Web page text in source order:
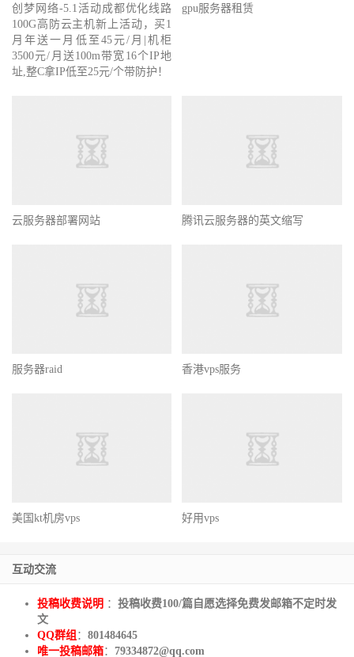
创梦网络-5.1活动成都优化线路
100G高防云主机新上活动，买1
月年送一月低至45元/月|机柜
3500元/月送100m带宽16个IP地
址,整C拿IP低至25元/个带防护！
gpu服务器租赁
云服务器部署网站 腾讯云服务器的英文缩写
服务器raid 香港vps服务
美国kt机房vps 好用vps
互动交流
投稿收费说明 ： 投稿收费100/篇自愿选择免费发邮箱不定时发
文
QQ群组 ： 801484645
唯一投稿邮箱： 79334872@qq.com